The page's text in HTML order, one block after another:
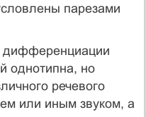
парезами
дифференциации
однотипна, но
речевого
или иным звуком, а